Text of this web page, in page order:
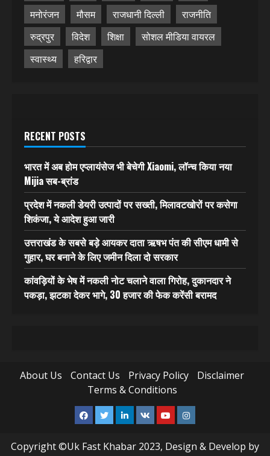
मनोरंजन
मौसम राजधानी दिल्ली
राजनीति
रुद्रपुर
विदेश शिक्षा
सोशल मीडिया वायरल
स्वास्थ्य
हरिद्वार
RECENT POSTS
भारत में अब होम एप्लायंसेज भी बेचेगी Xiaomi, लॉन्च किया नया
Mijia सब-ब्रांड
प्रदेश में नकली डेयरी उत्पादों पर सख्ती, मिलावटखोरों पर कसेगा
शिकंजा, ये आदेश हुआ जारी
उत्तराखंड के सबसे बड़े आयकर दाता ऋषभ पंत की सीएम धामी से
गुहार, घर बनाने के लिए जमीन दिला दो सरकार
कांवड़ियों के भेष में नकली नोट चलाने वाला गिरोह, दुकानदार ने
पकड़ा, झटका देकर भागे, 30 हजार की फेक करेंसी बरामद
About Us Contact Us Privacy Policy
Disclaimer
Terms & Conditions
Facebook
TwitterLinkedin
VK YoutubeInstagram
Copyright ©Uk Fast Khabar 2023, Design & Develop by